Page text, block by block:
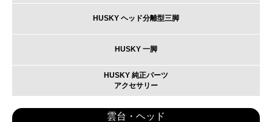
HUSKY ヘッド分離型三脚
HUSKY 一脚
HUSKY 純正パーツ
アクセサリー
雲台・ヘッド